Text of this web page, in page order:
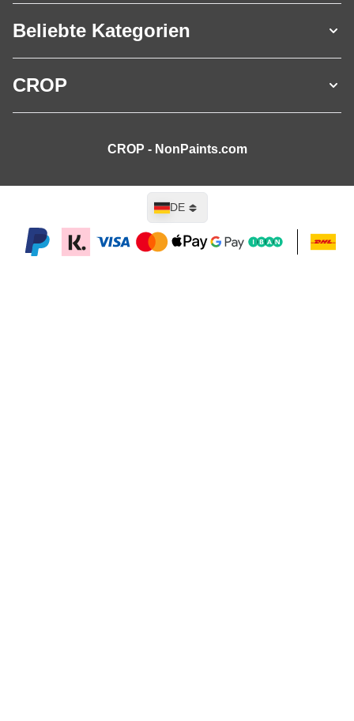
Beliebte Kategorien
CROP
CROP - NonPaints.com
Sprache
DE